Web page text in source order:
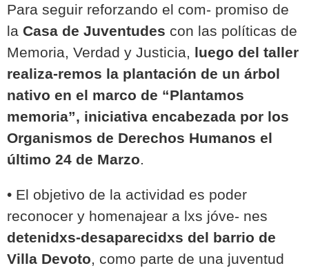
Para seguir reforzando el com- promiso de
la Casa de Juventudes con las políticas de
Memoria, Verdad y Justicia, luego del taller
realiza-remos la plantación de un árbol
nativo en el marco de “Plantamos
memoria”, iniciativa encabezada por los
Organismos de Derechos Humanos el
último 24 de Marzo.
• El objetivo de la actividad es poder
reconocer y homenajear a lxs jóve- nes
detenidxs-desaparecidxs del barrio de
Villa Devoto, como parte de una juventud